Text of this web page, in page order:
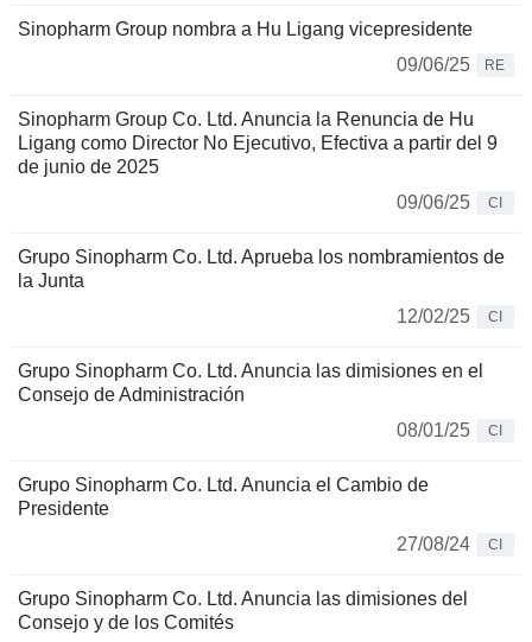
Sinopharm Group nombra a Hu Ligang vicepresidente
09/06/25
RE
Sinopharm Group Co. Ltd. Anuncia la Renuncia de Hu
Ligang como Director No Ejecutivo, Efectiva a partir del 9
de junio de 2025
09/06/25
CI
Grupo Sinopharm Co. Ltd. Aprueba los nombramientos de
la Junta
12/02/25
CI
Grupo Sinopharm Co. Ltd. Anuncia las dimisiones en el
Consejo de Administración
08/01/25
CI
Grupo Sinopharm Co. Ltd. Anuncia el Cambio de
Presidente
27/08/24
CI
Grupo Sinopharm Co. Ltd. Anuncia las dimisiones del
Consejo y de los Comités